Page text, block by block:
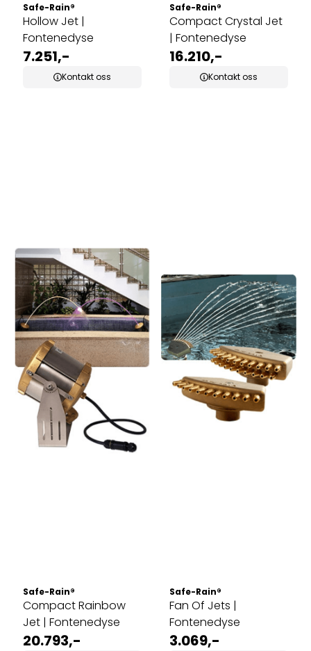
Safe-Rain®
Hollow Jet |
Fontenedyse
7.251,-
Kontakt oss
Safe-Rain®
Compact Crystal Jet
| Fontenedyse
16.210,-
Kontakt oss
Safe-Rain®
Compact Rainbow
Jet | Fontenedyse
20.793,-
Safe-Rain®
Fan Of Jets |
Fontenedyse
3.069,-